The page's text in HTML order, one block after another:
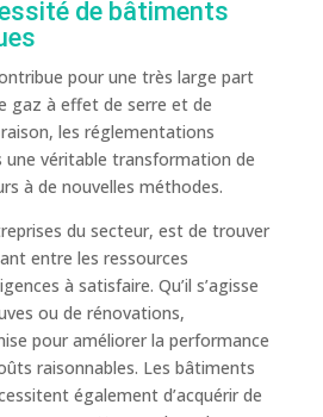
de bâtiments
pour une très large part
gaz à effet de serre et de
les réglementations
une véritable transformation de
à de nouvelles méthodes.
du secteur, est de trouver
entre les ressources
à satisfaire. Qu’il s’agisse
ou de rénovations,
pour améliorer la performance
raisonnables. Les bâtiments
également d’acquérir de